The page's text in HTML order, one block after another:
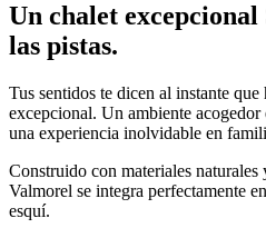
Un chalet
las pistas.
Tus sentidos te dicen al instante
excepcional. Un ambiente
una experiencia inolvidable en
Construido con materiales
Valmorel se integra perfectamente
esquí.